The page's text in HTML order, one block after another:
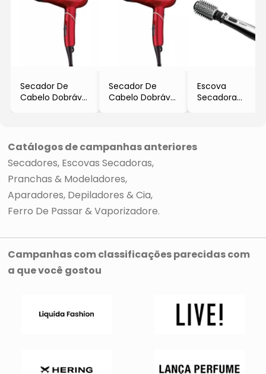
Secador De
Cabelo Dobrável
-127V
Secador De
Cabelo Dobrável
-220V
Escova
Secadora
-127V
Catálogos de campanhas anteriores
Secadores Escovas Secadoras
Pranchas & Modeladores
Aparadores, Depiladores & Cia
Ferro De Passar & Vaporizadore
Campanhas com classificações parecidas com
a que você gostou